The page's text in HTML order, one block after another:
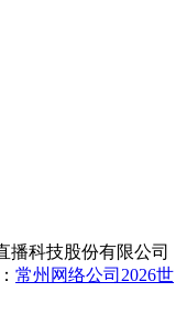
播科技股份有限公司
常州网络公司2026世